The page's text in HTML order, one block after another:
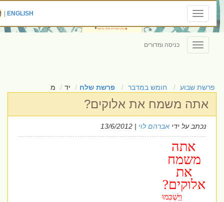
Toggle
navigation
ENGLISH
|
Toggle
navigation
כניסה ומדורים
פרשת שבוע חומש במדבר פרשת שלח יד מ
אתה משמח את אלוקים?
נכתב על ידיאברהם לוי| 13/6/2012
אתה
משמח
את
אלוקים?
וַיַּשְׁכִּמוּ